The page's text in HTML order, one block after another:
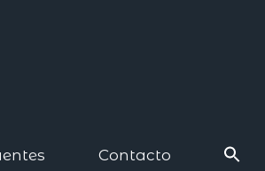
Contacto